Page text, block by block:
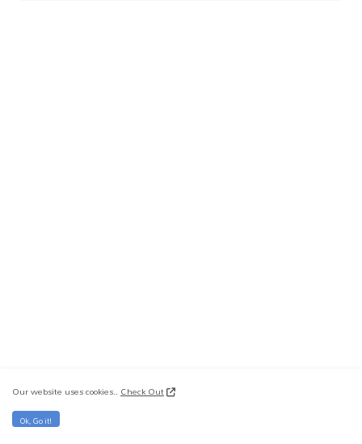
Our website uses cookies..Check Out
Ok, Go it!